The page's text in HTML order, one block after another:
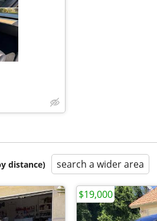
distance) search a wider area
$19,000